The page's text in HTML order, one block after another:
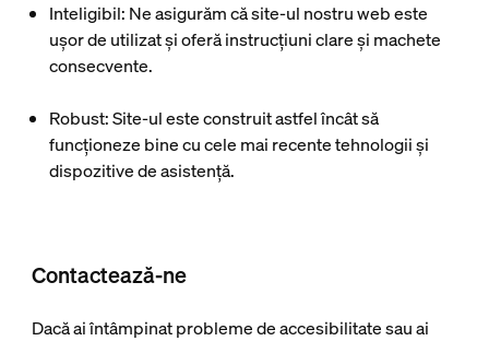
Inteligibil: Ne asigurăm că site-ul nostru web este
ușor de utilizat și oferă instrucțiuni clare și machete
consecvente.
Robust: Site-ul este construit astfel încât să
funcționeze bine cu cele mai recente tehnologii și
dispozitive de asistență.
Contactează-ne
Dacă ai întâmpinat probleme de accesibilitate sau ai